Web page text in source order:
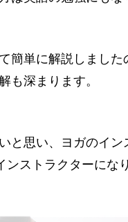
簡単に解説しました
も深まります。
と思い、ヨガのイン
ンストラクターにな